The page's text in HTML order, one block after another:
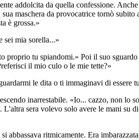
addolcita da quella confessione.
maschera da provocatrice tornò subito
è grossa.»
sei mia sorella...»
proprio tu spiandomi.» Poi il suo sguardo
il mio culo o le mie tette?»
le dita o ti immaginavi di essere
inarrestabile. «Io... cazzo, non lo
sera volevo solo avere le mani su
ritmicamente. Era